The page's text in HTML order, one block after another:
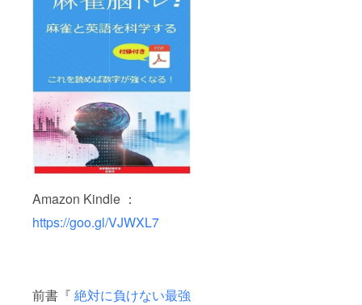
Amazon Kindle ：
https://goo.gl/VJWXL7
前書『 絶対に負けない最強